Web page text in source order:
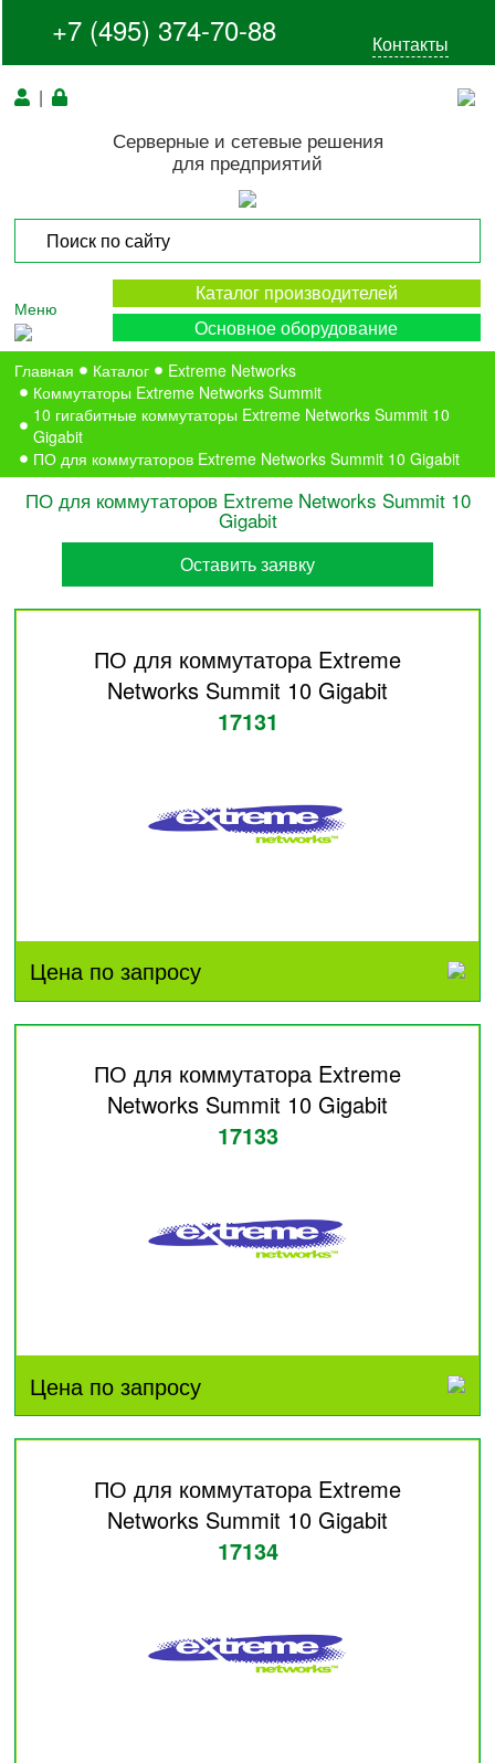
+7 (495) 374-70-88 Контакты
|
Серверные и сетевые решения
для предприятий
Меню
Каталог производителей
Основное оборудование
Главная Каталог
Extreme Networks
Коммутаторы Extreme Networks Summit
10 гигабитные коммутаторы Extreme Networks Summit 10
Gigabit
ПО для коммутаторов Extreme Networks Summit 10 Gigabit
ПО для коммутаторов Extreme Networks Summit 10
Gigabit
Оставить заявку
ПО для коммутатора Extreme
Networks Summit 10 Gigabit
17131
Цена по запросу
ПО для коммутатора Extreme
Networks Summit 10 Gigabit
17133
Цена по запросу
ПО для коммутатора Extreme
Networks Summit 10 Gigabit
17134